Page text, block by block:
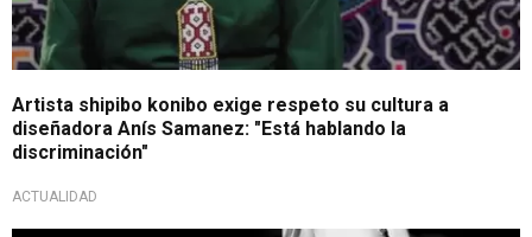
Artista shipibo konibo exige respeto su cultura a
diseñadora Anís Samanez: "Está hablando la
discriminación"
ACTUALIDAD